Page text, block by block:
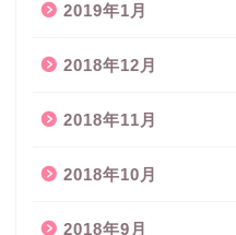
2019年1月
2018年12月
2018年11月
2018年10月
2018年9月